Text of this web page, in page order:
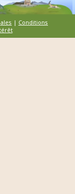
| Conditions